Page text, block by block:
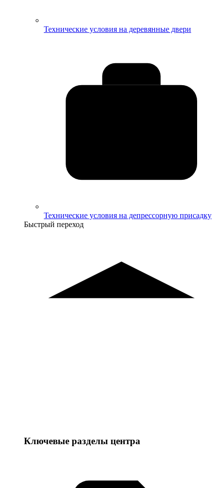
Технические условия на деревянные двери
Технические условия на депрессорную присадку
Быстрый переход
Ключевые разделы центра